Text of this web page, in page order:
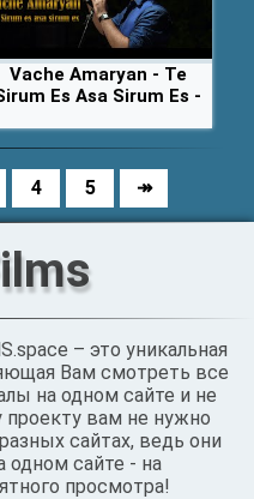
Vache Amaryan - Te
Es Asa Sirum Es -
4 5 ↠
– это уникальная
Вам смотреть все
на одном сайте и не
проекту вам не нужно
сайтах, ведь они
одном сайте - на
просмотра!